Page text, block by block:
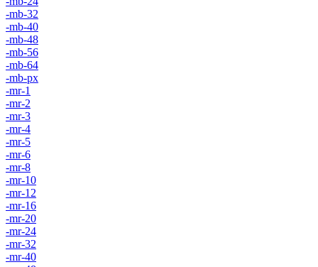
-mb-32
-mb-40
-mb-48
-mb-56
-mb-64
-mb-px
-mr-1
-mr-2
-mr-3
-mr-4
-mr-5
-mr-6
-mr-8
-mr-10
-mr-12
-mr-16
-mr-20
-mr-24
-mr-32
-mr-40